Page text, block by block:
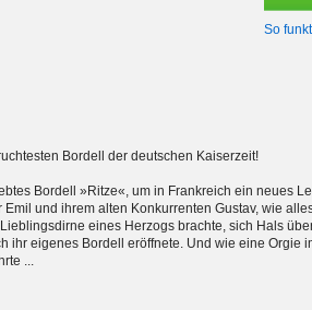
So
Bordell der deutschen Kaiserzeit!
Bordell »Ritze«, um in Frankreich ein neues
und ihrem alten Konkurrenten Gustav, wie
eines Herzogs brachte, sich Hals
ihr eigenes Bordell eröffnete. Und wie eine Orgie
...